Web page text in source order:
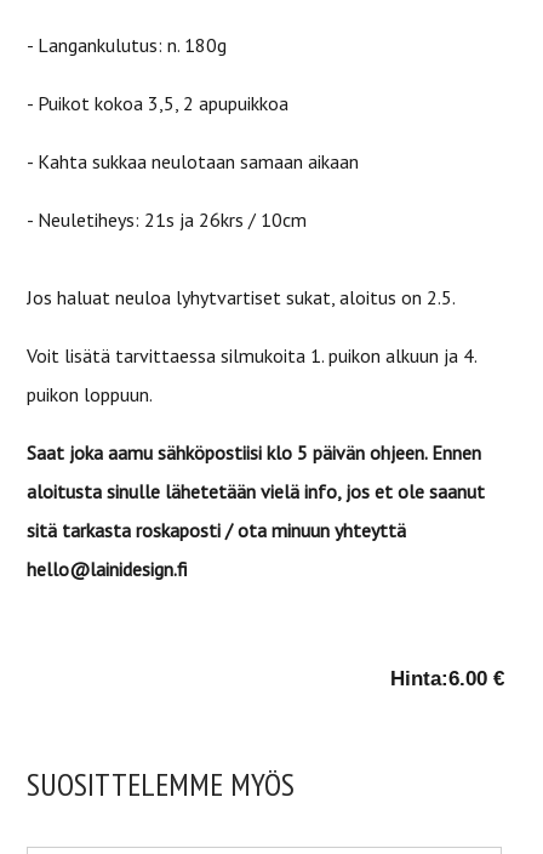
- Langankulutus: n. 180g
- Puikot kokoa 3,5, 2 apupuikkoa
- Kahta sukkaa neulotaan samaan aikaan
- Neuletiheys: 21s ja 26krs / 10cm
Jos haluat neuloa lyhytvartiset sukat, aloitus on 2.5.
Voit lisätä tarvittaessa silmukoita 1. puikon alkuun ja 4.
puikon loppuun.
Saat joka aamu sähköpostiisi klo 5 päivän ohjeen. Ennen
aloitusta sinulle lähetetään vielä info, jos et ole saanut
sitä tarkasta roskaposti / ota minuun yhteyttä
hello@lainidesign.fi
Hinta:6.00 €
SUOSITTELEMME MYÖS